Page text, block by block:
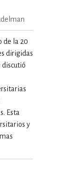
TEMAS
de la 20
dirigidas
discutió
Esta
y